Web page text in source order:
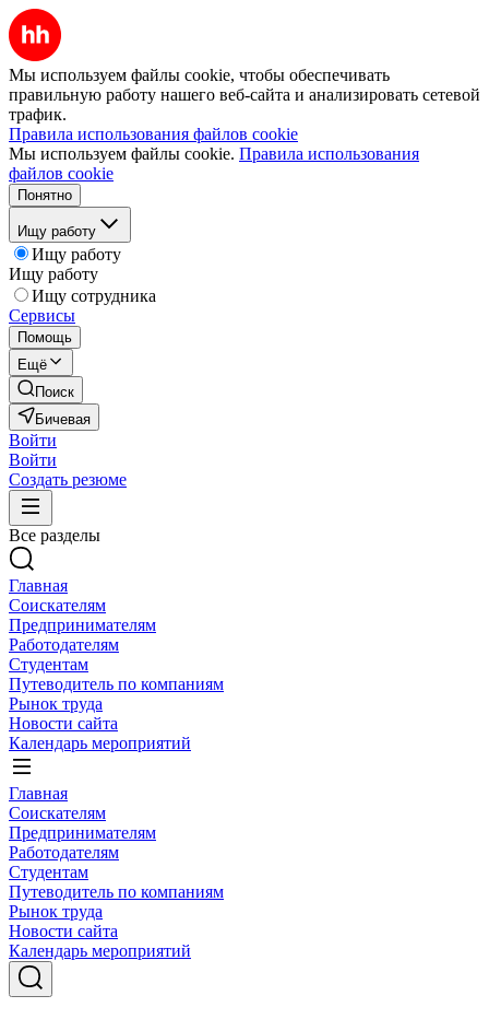
Мы используем файлы cookie, чтобы обеспечивать
правильную работу нашего веб-сайта и анализировать сетевой
трафик.
Правила использования файлов cookie
Мы используем файлы cookie. Правила использования
файлов cookie
Понятно
Ищу работу
Ищу работу
Ищу работу
Ищу сотрудника
Сервисы
Помощь
Ещё
Поиск
Бичевая
Войти
Войти
Создать резюме
Все разделы
Главная
Соискателям
Предпринимателям
Работодателям
Студентам
Путеводитель по компаниям
Рынок труда
Новости сайта
Календарь мероприятий
Главная
Соискателям
Предпринимателям
Работодателям
Студентам
Путеводитель по компаниям
Рынок труда
Новости сайта
Календарь мероприятий